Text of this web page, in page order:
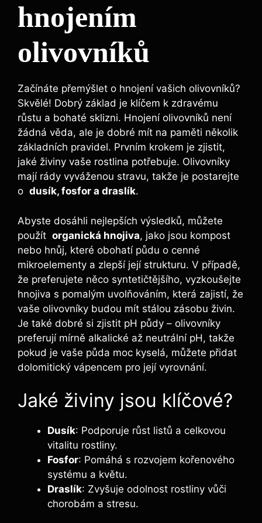
⁢hnojením⁢
olivovníků
Začínáte přemýšlet o‌ hnojení ⁤vašich olivovníků?
Skvělé! Dobrý základ je klíčem k zdravému
‍růstu a bohaté ‍sklizni. Hnojení olivovníků není
žádná věda, ⁤ale je‌ dobré mít ‌na paměti několik‍
základních pravidel.⁢ Prvním krokem je zjistit, ​
jaké živiny⁢ vaše rostlina ‍potřebuje. Olivovníky
mají rády vyváženou stravu, takže je postarejte
o ⁤ dusík, fosfor a draslík.
Abyste dosáhli‍ nejlepších výsledků, můžete​
použít ⁣ organická hnojiva, jako jsou kompost⁢
nebo hnůj, které obohatí půdu o cenné
‌mikroelementy a zlepší její ⁣strukturu. V případě,
že preferujete⁤ něco syntetičtějšího, ⁣vyzkoušejte
⁢hnojiva s pomalým​ uvolňováním, která⁢ zajistí, že
vaše olivovníky budou mít stálou zásobu živin. ​
Je také dobré si zjistit pH ‌půdy – olivovníky
preferují mírně alkalické až neutrální pH, takže
‍pokud je vaše půda moc kyselá, můžete přidat
dolomitický ‌vápencem‍ pro její vyrovnání.
Jaké živiny jsou ‌klíčové?
Dusík: Podporuje růst listů ⁢a celkovou
vitalitu ⁢rostliny.
Fosfor: Pomáhá s​ rozvojem kořenového
systému ‍a květu.
Draslík: Zvyšuje odolnost rostliny vůči‍
chorobám a stresu.